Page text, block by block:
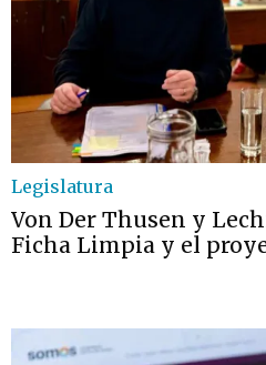
Legislatura
Von Der Thusen y
Ficha Limpia y el